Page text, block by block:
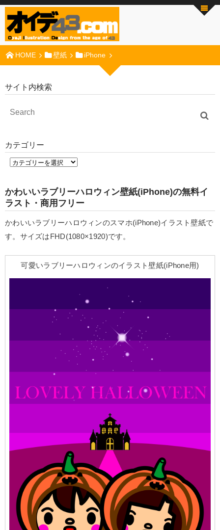
HOME 壁紙 iPhone
サイト内検索
カテゴリー
かわいいラブリーハロウィン壁紙(iPhone)の無料イ
ラスト・商用フリー
かわいいラブリーハロウィンのスマホ(iPhone)イラスト壁紙で
す。サイズはFHD(1080×1920)です。
可愛いラブリーハロウィンのイラスト壁紙(iPhone用)